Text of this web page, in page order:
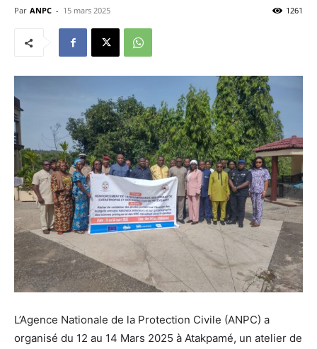
Par ANPC - 15 mars 2025 1261
L’Agence Nationale de la Protection Civile (ANPC) a
organisé du 12 au 14 Mars 2025 à Atakpamé, un atelier de